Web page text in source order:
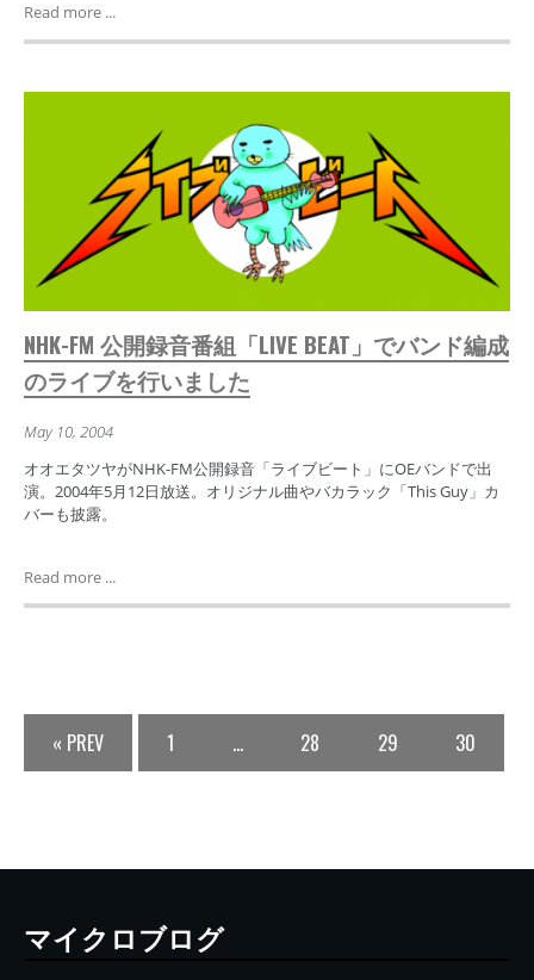
Read more ...
NHK-FM 公開録音番組「LIVE BEAT」でバンド編成
のライブを行いました
May 10, 2004
オオエタツヤがNHK-FM公開録音「ライブビート」にOEバンドで出
演。2004年5月12日放送。オリジナル曲やバカラック「This Guy」カ
バーも披露。
Read more ...
« PREV 1 … 28 29 30
マイクロブログ